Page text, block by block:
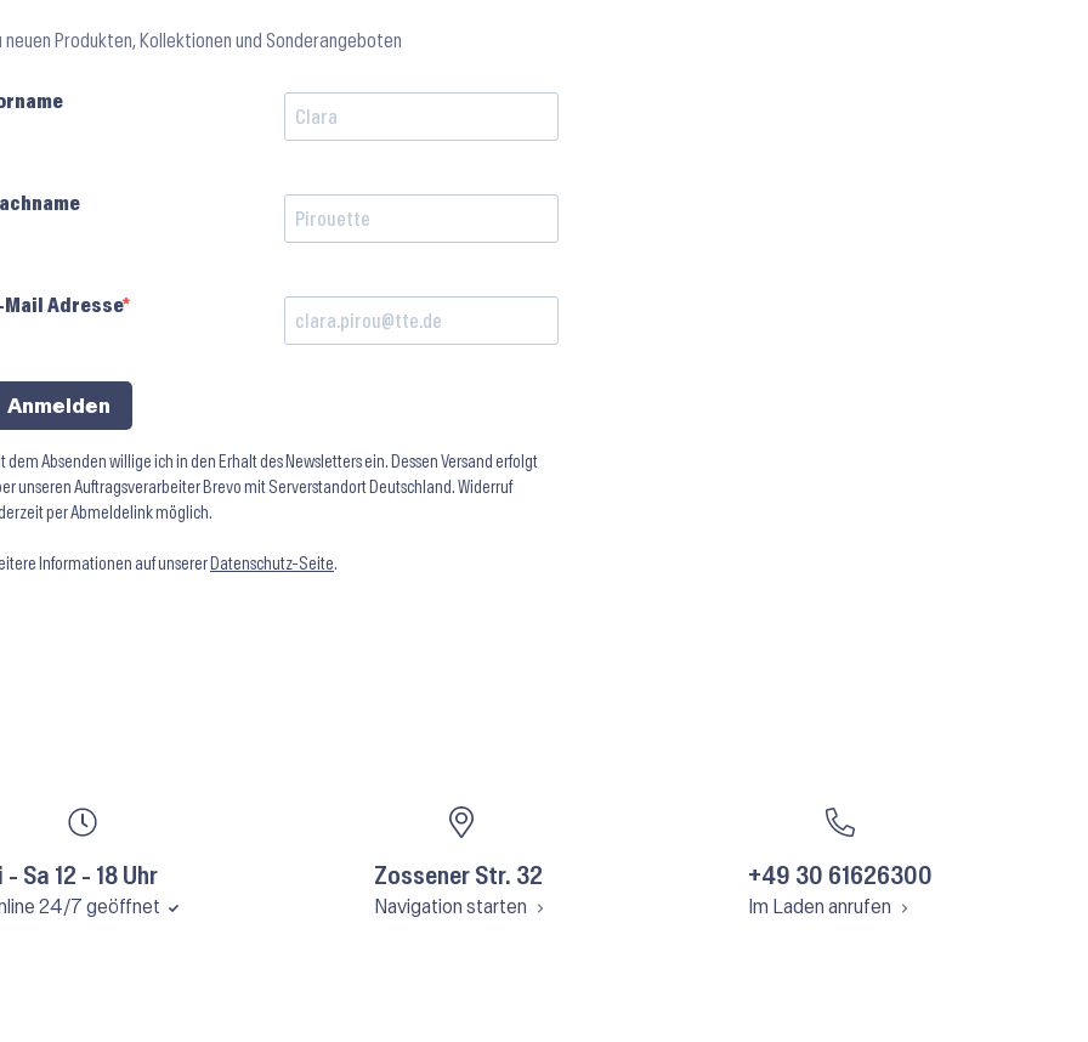
neuen Produkten, Kollektionen und Sonderangeboten
Mail Adresse
Anmelden
dem Absenden willige ich in den Erhalt des Newsletters ein. Dessen Versand erfolgt
unseren Auftragsverarbeiter Brevo mit Serverstandort Deutschland. Widerruf
per Abmeldelink möglich.
Informationen auf unserer Datenschutz-Seite.
- Sa 12 - 18 Uhr
24/7 geöffnet
Zossener Str. 32
Navigation starten
+49 30 61626300
Im Laden anrufen